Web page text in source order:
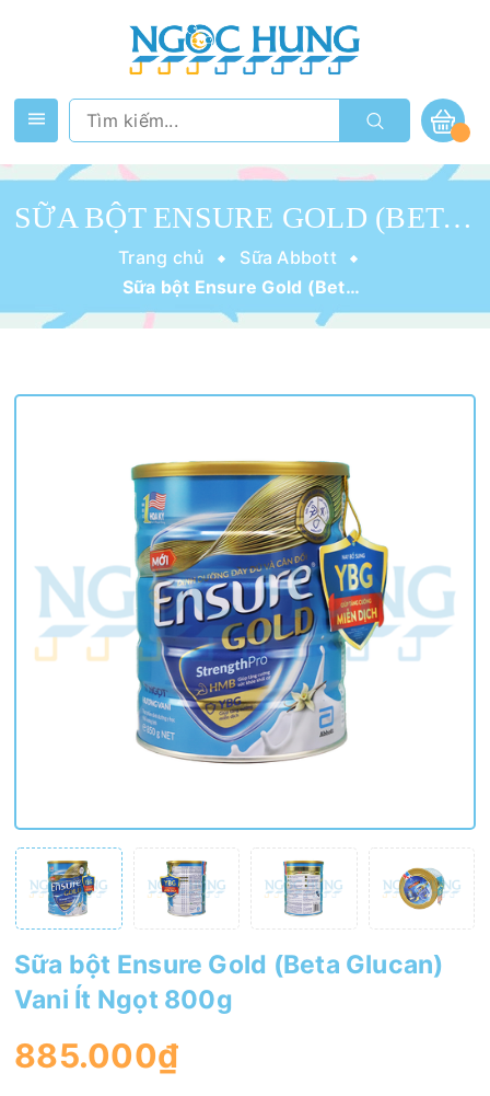
SỮA BỘT ENSURE GOLD (BETA GLUCAN) VANI ÍT NGỌT 800G
Trang chủ
Sữa Abbott
Sữa bột Ensure Gold (Beta Glucan) Vani Ít Ngọt 800g
Sữa bột Ensure Gold (Beta Glucan)
Vani Ít Ngọt 800g
885.000₫